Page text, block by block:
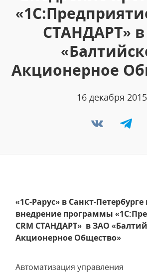
СТАНДАРТ»
Акционерное
16 декабря 2015
«1С-Рарус» в Санкт-
внедрение программы
CRM СТАНДАРТ» в ЗАО
Акционерное Общество»
Автоматизация управления